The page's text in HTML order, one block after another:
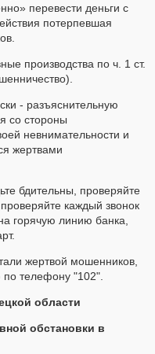
перевести деньги с
потерпевшая
производства по ч. 1 ст.
- разъяснительную
со стороны
невнимательности и
жертвами
бдительны, проверяйте
каждый звонок
горячую линию банка,
жертвой мошенников,
телефону "102".
области
обстановки в